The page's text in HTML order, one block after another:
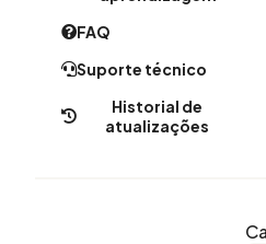
FAQ
Suporte técnico
Historial de
atualizações